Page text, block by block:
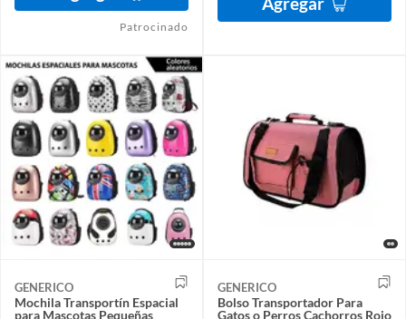
Patrocinado
GENERICO
Mochila Transportín Espacial
para Mascotas Pequeñas
GENERICO
Bolso Transportador Para
Gatos o Perros Cachorros Rojo